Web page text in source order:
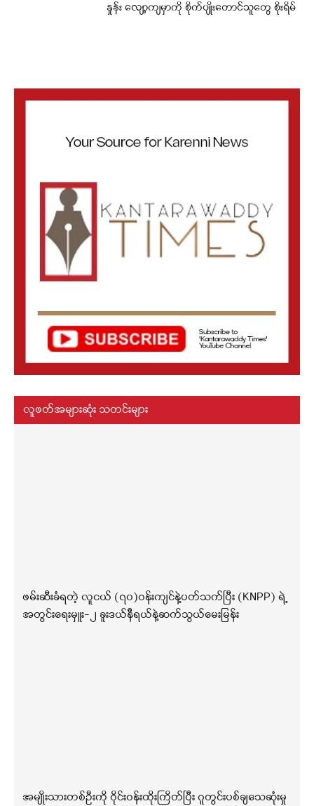
နှုန်း လျော့ကျမှာကို စိုက်ပျိုးတောင်သူတွေ စိုးရိမ်
လူဖတ်အများဆုံး သတင်းများ
ဖမ်းဆီးခံရတဲ့ လူငယ် (၇၀)ဝန်းကျင်နဲ့ပတ်သက်ပြီး (KNPP) ရဲ့
အတွင်းရေးမှူး-၂ ခူးဒယ်နီရယ်နဲ့ဆက်သွယ်မေးမြန်း
အမျိုးသားတစ်ဦးကို ဝိုင်းဝန်းထိုးကြိတ်ပြီး ဂူတွင်းပစ်ချသေဆုံးမှု